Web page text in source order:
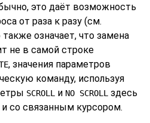
это даёт возможность
от раза к разу (см.
также означает, что замена
не в самой строке
, значения параметров
команду, используя
SCROLL и NO SCROLL здесь
со связанным курсором.